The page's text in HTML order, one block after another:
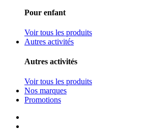
Pour enfant
Voir tous les produits
Autres activités
Autres activités
Voir tous les produits
Nos marques
Promotions